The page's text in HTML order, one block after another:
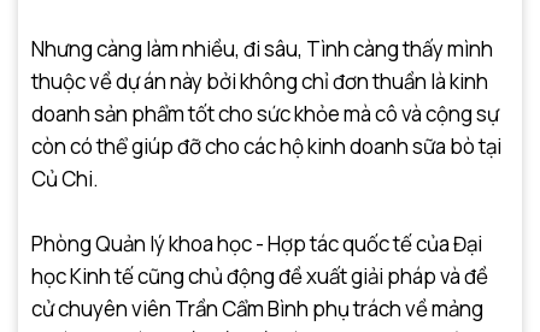
Nhưng càng làm nhiều, đi sâu, Tình càng thấy mình
thuộc về dự án này bởi không chỉ đơn thuần là kinh
doanh sản phẩm tốt cho sức khỏe mà cô và cộng sự
còn có thể giúp đỡ cho các hộ kinh doanh sữa bò tại
Củ Chi.
Phòng Quản lý khoa học - Hợp tác quốc tế của Đại
học Kinh tế cũng chủ động đề xuất giải pháp và đề
cử chuyên viên Trần Cẩm Bình phụ trách về mảng